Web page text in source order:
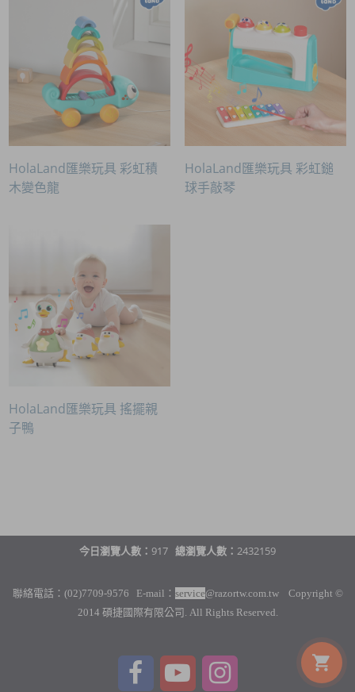
HolaLand匯樂玩具 彩虹積
木變色龍
HolaLand匯樂玩具 彩虹鎚
球手敲琴
HolaLand匯樂玩具 搖擺親
子鴨
今日瀏覽人數： 917 總瀏覽人數： 2432159
聯絡電話：(02)7709-9576 E-mail： service@razortw.com.tw Copyright ©
2014 碩捷國際有限公司. All Rights Reserved.